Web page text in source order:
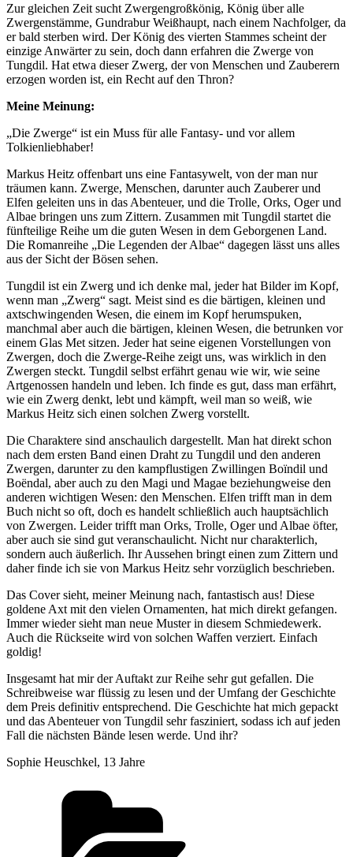
Zur gleichen Zeit sucht Zwergengroßkönig, König über alle
Zwergenstämme, Gundrabur Weißhaupt, nach einem Nachfolger, da
er bald sterben wird. Der König des vierten Stammes scheint der
einzige Anwärter zu sein, doch dann erfahren die Zwerge von
Tungdil. Hat etwa dieser Zwerg, der von Menschen und Zauberern
erzogen worden ist, ein Recht auf den Thron?
Meine Meinung:
„Die Zwerge“ ist ein Muss für alle Fantasy- und vor allem
Tolkienliebhaber!
Markus Heitz offenbart uns eine Fantasywelt, von der man nur
träumen kann. Zwerge, Menschen, darunter auch Zauberer und
Elfen geleiten uns in das Abenteuer, und die Trolle, Orks, Oger und
Albae bringen uns zum Zittern. Zusammen mit Tungdil startet die
fünfteilige Reihe um die guten Wesen in dem Geborgenen Land.
Die Romanreihe „Die Legenden der Albae“ dagegen lässt uns alles
aus der Sicht der Bösen sehen.
Tungdil ist ein Zwerg und ich denke mal, jeder hat Bilder im Kopf,
wenn man „Zwerg“ sagt. Meist sind es die bärtigen, kleinen und
axtschwingenden Wesen, die einem im Kopf herumspuken,
manchmal aber auch die bärtigen, kleinen Wesen, die betrunken vor
einem Glas Met sitzen. Jeder hat seine eigenen Vorstellungen von
Zwergen, doch die Zwerge-Reihe zeigt uns, was wirklich in den
Zwergen steckt. Tungdil selbst erfährt genau wie wir, wie seine
Artgenossen handeln und leben. Ich finde es gut, dass man erfährt,
wie ein Zwerg denkt, lebt und kämpft, weil man so weiß, wie
Markus Heitz sich einen solchen Zwerg vorstellt.
Die Charaktere sind anschaulich dargestellt. Man hat direkt schon
nach dem ersten Band einen Draht zu Tungdil und den anderen
Zwergen, darunter zu den kampflustigen Zwillingen Boïndil und
Boëndal, aber auch zu den Magi und Magae beziehungweise den
anderen wichtigen Wesen: den Menschen. Elfen trifft man in dem
Buch nicht so oft, doch es handelt schließlich auch hauptsächlich
von Zwergen. Leider trifft man Orks, Trolle, Oger und Albae öfter,
aber auch sie sind gut veranschaulicht. Nicht nur charakterlich,
sondern auch äußerlich. Ihr Aussehen bringt einen zum Zittern und
daher finde ich sie von Markus Heitz sehr vorzüglich beschrieben.
Das Cover sieht, meiner Meinung nach, fantastisch aus! Diese
goldene Axt mit den vielen Ornamenten, hat mich direkt gefangen.
Immer wieder sieht man neue Muster in diesem Schmiedewerk.
Auch die Rückseite wird von solchen Waffen verziert. Einfach
goldig!
Insgesamt hat mir der Auftakt zur Reihe sehr gut gefallen. Die
Schreibweise war flüssig zu lesen und der Umfang der Geschichte
dem Preis definitiv entsprechend. Die Geschichte hat mich gepackt
und das Abenteuer von Tungdil sehr fasziniert, sodass ich auf jeden
Fall die nächsten Bände lesen werde. Und ihr?
Sophie Heuschkel, 13 Jahre